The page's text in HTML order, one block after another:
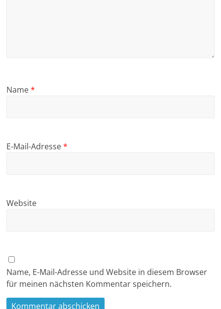
Name*
E-Mail-Adresse*
Website
Name, E-Mail-Adresse und Website in diesem Browser
für meinen nächsten Kommentar speichern.